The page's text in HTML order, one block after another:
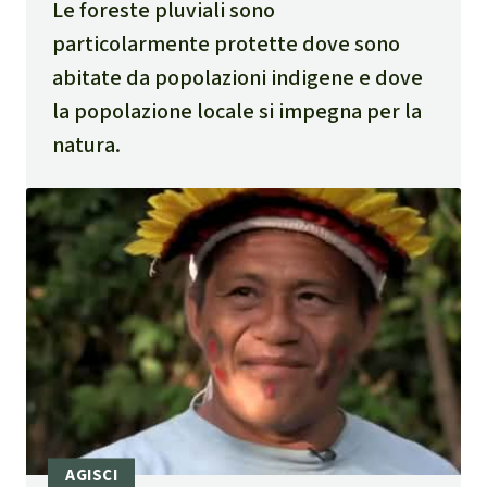
Ponte do Rio Pardo sulla strada BA 270,
coordinate -15.519782246348404,
-39.875089826184144)
Ministério Público Federal, 22.2.204. DPU,
DPE-BA e MPF manifestano preoccupazione
per le aggressioni a povos indígenas na Bahia:
https://www.mpf.mp.br/ba/sala-de-
imprensa/noticias-ba/dpu-dpe-ba-e-mpf-
manifestam-preocupacao-com-ataques-aos-
povos-indigenas-na-bahia
Estadao.com, 23.1.2024. Fazendeiros são
presos após morte de indígena a tiros na
Bahia:
Le foreste pluviali sono
particolarmente protette dove sono
abitate da popolazioni indigene e dove
la popolazione locale si impegna per la
natura.